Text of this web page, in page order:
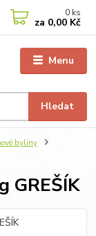
Menu
Hledat
0 ks
za 0,00 Kč
byliny
GREŠÍK